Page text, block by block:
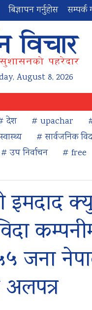
बिज्ञापन गर्नुहोस सम्पर्क
August 8, 2026
देश # upachar
# सार्वजनिक
# उप निर्वाचन # free
इमदाद
जना